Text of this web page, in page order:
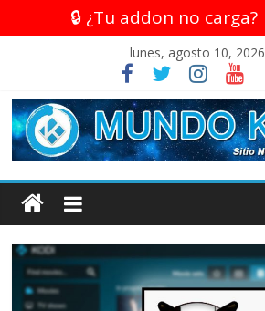
🔒 ¿Tu addon no carga?
lunes, agosto 10, 2026